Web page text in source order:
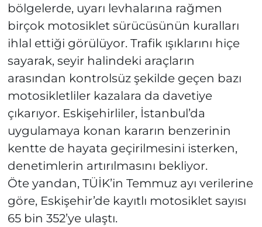
bölgelerde, uyarı levhalarına rağmen
birçok motosiklet sürücüsünün kuralları
ihlal ettiği görülüyor. Trafik ışıklarını hiçe
sayarak, seyir halindeki araçların
arasından kontrolsüz şekilde geçen bazı
motosikletliler kazalara da davetiye
çıkarıyor. Eskişehirliler, İstanbul’da
uygulamaya konan kararın benzerinin
kentte de hayata geçirilmesini isterken,
denetimlerin artırılmasını bekliyor.
Öte yandan, TÜİK’in Temmuz ayı verilerine
göre, Eskişehir’de kayıtlı motosiklet sayısı
65 bin 352’ye ulaştı.